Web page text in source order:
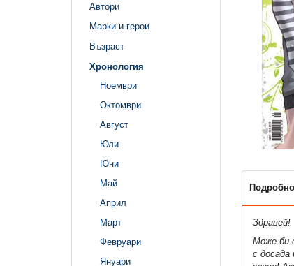
Автори
Марки и герои
Възраст
Хронология
Ноември
Октомври
Август
Юли
Юни
Май
Април
Март
Февруари
Януари
Здравей!
Може би
с досада